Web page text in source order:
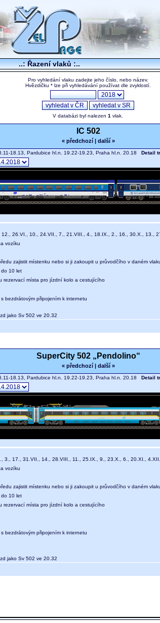
..: Řazení vlaků :..
Pro vyhledání vlaku zadejte jeho číslo, nebo název.
Hvězdičku * lze při vyhledávání používat dle zvyklostí.
V databázi byl nalezen 1 vlak.
IC 502
« předchozí| další »
18.13, Pardubice hl.n. 19.22-19.23, Praha hl.n. 20.18 Detail
12., 26.VI., 10., 24.VII., 7., 21.VIII., 4., 18.IX., 2., 16., 30.X., 13.,
vozíku
zajistit místenku nebo si ji zakoupit u průvodčího v daném
do 10 let
rezervací místa pro jízdní kolo a cestujícího
bezdrátovým připojením k internetu
jako Sv 502 ve 20.32
SuperCity 502 „Pendolino“
« předchozí| další »
18.13, Pardubice hl.n. 19.22-19.23, Praha hl.n. 20.18 Detail
3., 17., 31.VII., 14., 28.VIII., 11., 25.IX., 9., 23.X., 6., 20.XI., 4.XII.
vozíku
zajistit místenku nebo si ji zakoupit u průvodčího v daném
do 10 let
rezervací místa pro jízdní kolo a cestujícího
bezdrátovým připojením k internetu
jako Sv 502 ve 20.32